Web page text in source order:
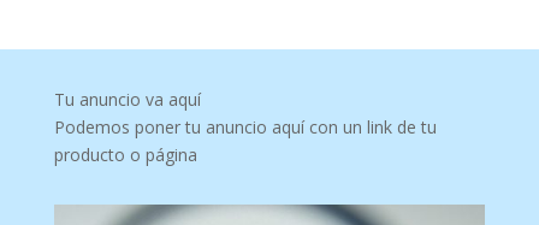
Tu anuncio va aquí
Podemos poner tu anuncio aquí con un link de tu
producto o página